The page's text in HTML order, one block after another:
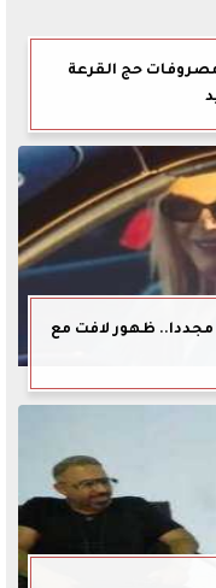
حج القرعة
مجددا.. ظهور لافت مع